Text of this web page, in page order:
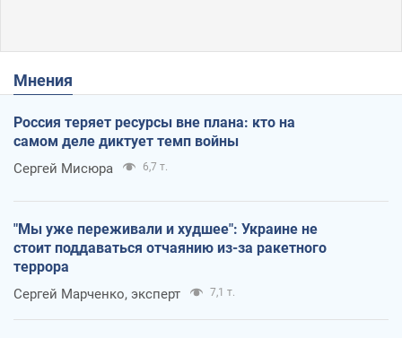
Мнения
Россия теряет ресурсы вне плана: кто на
самом деле диктует темп войны
Сергей Мисюра 6,7 т.
"Мы уже переживали и худшее": Украине не
стоит поддаваться отчаянию из-за ракетного
террора
Сергей Марченко, эксперт 7,1 т.